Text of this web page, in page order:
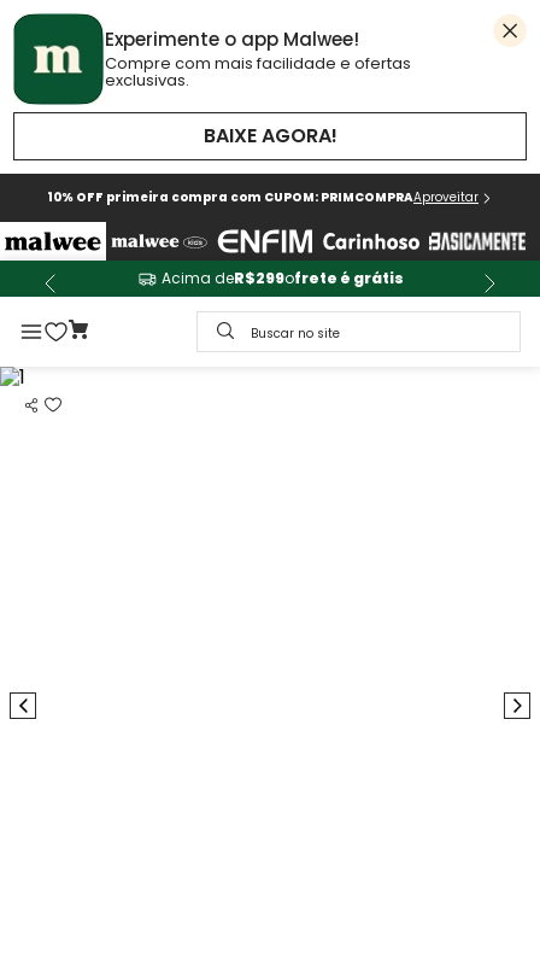
Experimente o app Malwee!
Compre com mais facilidade e ofertas
exclusivas.
BAIXE AGORA!
10% OFF primeira compra com CUPOM: PRIMCOMPRAAproveitar
Acima deR$299ofrete é grátis
Buscar no site